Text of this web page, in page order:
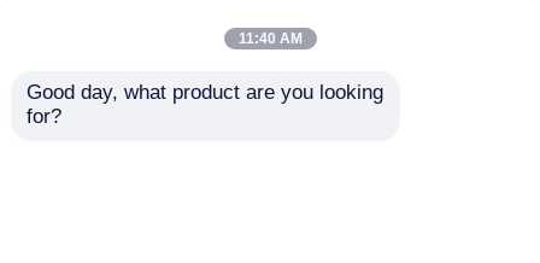
wpływu
11:40 AM
Good day, what product are you looking
for?